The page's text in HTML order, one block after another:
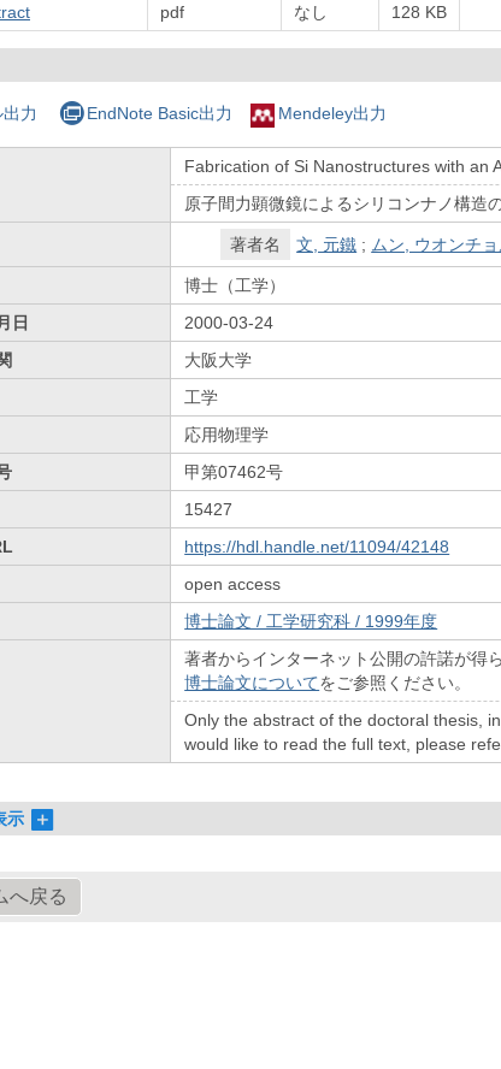
pdf なし 128 KB
力 EndNote Basic出力 Mendeley出力
Fabrication of Si Nanostructures with an
原子間力顕微鏡によるシリコンナノ構造
著者名 文, 元鐵 ; ムン, ウオンチ
博士（工学）
日
2000-03-24
大阪大学
工学
応用物理学
甲第07462号
15427
https://hdl.handle.net/11094/42148
open access
博士論文 / 工学研究科 / 1999年度
著者からインターネット公開の許諾が得
博士論文についてをご参照ください。
Only the abstract of the doctoral thesis,
would like to read the full text, please
示
へ戻る